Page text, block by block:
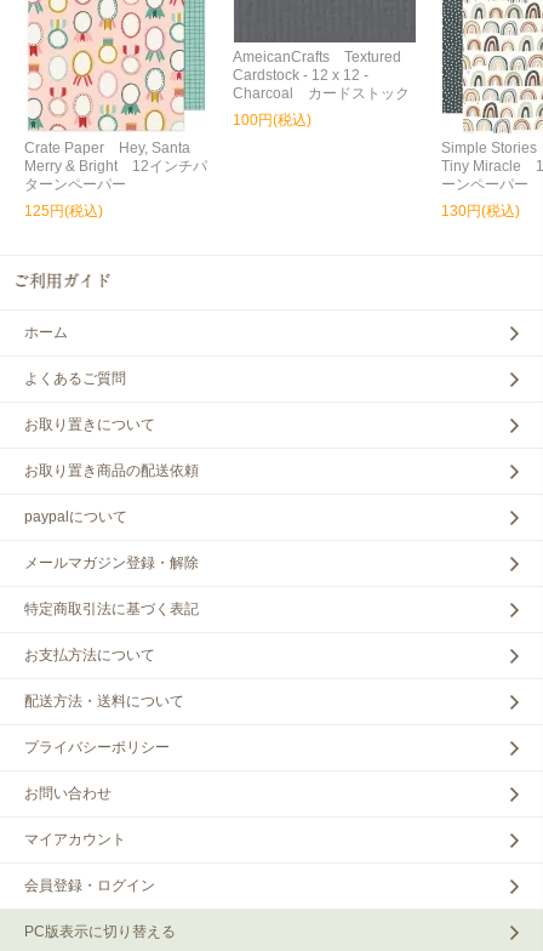
Crate Paper Hey, Santa
Merry & Bright 12インチパ
ターンペーパー
125円(税込)
AmeicanCrafts Textured
Cardstock - 12 x 12 -
Charcoal カードストック
100円(税込)
Simple
Tiny Miracle
ーンペーパー
130円(税込)
ホーム
よくあるご質問
お取り置きについて
お取り置き商品の配送依頼
paypalについて
メールマガジン登録・解除
特定商取引法に基づく表記
お支払方法について
配送方法・送料について
プライバシーポリシー
お問い合わせ
マイアカウント
会員登録・ログイン
PC版表示に切り替える